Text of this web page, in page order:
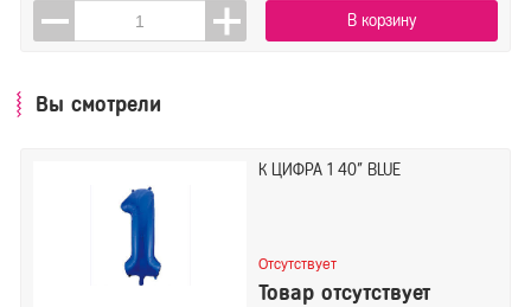
В корзину
Вы смотрели
К ЦИФРА 1 40" BLUE
Отсутствует
Товар отсутствует